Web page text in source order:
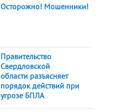
Осторожно! Мошенники!
Правительство
Свердловской
области разъясняет
порядок действий при
угрозе БПЛА